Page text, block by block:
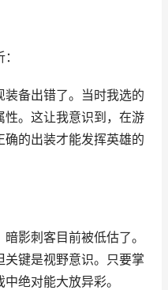
备出错了。当时我选的
性。这让我意识到，在游
的出装才能发挥英雄的
影刺客目前被低估了。
键是视野意识。只要掌
绝对能大放异彩。